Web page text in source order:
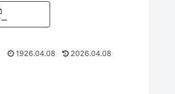
1926.04.08 2026.04.08